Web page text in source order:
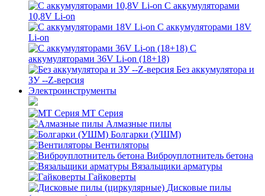
С аккумуляторами
10,8V Li-on
С аккумуляторами 18V
Li-on
С
аккумуляторами 36V Li-on (18+18)
Без аккумулятора и
ЗУ --Z-версия
Электроинструменты
MT Серия
Алмазные пилы
Болгарки (УШМ)
Вентиляторы
Виброуплотнитель бетона
Вязальщики арматуры
Гайковерты
Дисковые пилы